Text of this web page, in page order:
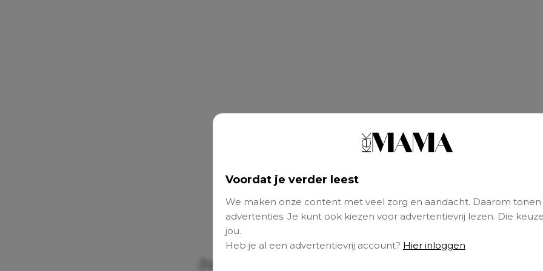
Voordat je verder leest
We maken onze content met veel zorg en aandacht. Daarom tonen
advertenties. Je kunt ook kiezen voor advertentievrij lezen. Die
jou.
Heb je al een advertentievrij account? Hier inloggen
Zoals het nu geregeld is, kan een kind maar twee ouders